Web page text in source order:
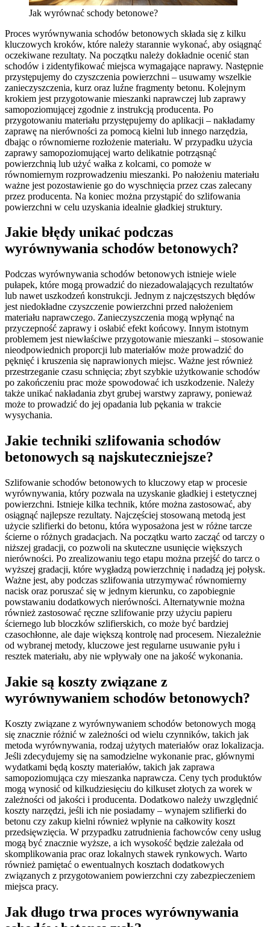
Jak wyrównać schody betonowe?
Proces wyrównywania schodów betonowych składa się z kilku
kluczowych kroków, które należy starannie wykonać, aby osiągnąć
oczekiwane rezultaty. Na początku należy dokładnie ocenić stan
schodów i zidentyfikować miejsca wymagające naprawy. Następnie
przystępujemy do czyszczenia powierzchni – usuwamy wszelkie
zanieczyszczenia, kurz oraz luźne fragmenty betonu. Kolejnym
krokiem jest przygotowanie mieszanki naprawczej lub zaprawy
samopoziomującej zgodnie z instrukcją producenta. Po
przygotowaniu materiału przystępujemy do aplikacji – nakładamy
zaprawę na nierówności za pomocą kielni lub innego narzędzia,
dbając o równomierne rozłożenie materiału. W przypadku użycia
zaprawy samopoziomującej warto delikatnie potrząsnąć
powierzchnią lub użyć wałka z kolcami, co pomoże w
równomiernym rozprowadzeniu mieszanki. Po nałożeniu materiału
ważne jest pozostawienie go do wyschnięcia przez czas zalecany
przez producenta. Na koniec można przystąpić do szlifowania
powierzchni w celu uzyskania idealnie gładkiej struktury.
Jakie błędy unikać podczas
wyrównywania schodów betonowych?
Podczas wyrównywania schodów betonowych istnieje wiele
pułapek, które mogą prowadzić do niezadowalających rezultatów
lub nawet uszkodzeń konstrukcji. Jednym z najczęstszych błędów
jest niedokładne czyszczenie powierzchni przed nałożeniem
materiału naprawczego. Zanieczyszczenia mogą wpłynąć na
przyczepność zaprawy i osłabić efekt końcowy. Innym istotnym
problemem jest niewłaściwe przygotowanie mieszanki – stosowanie
nieodpowiednich proporcji lub materiałów może prowadzić do
pęknięć i kruszenia się naprawionych miejsc. Ważne jest również
przestrzeganie czasu schnięcia; zbyt szybkie użytkowanie schodów
po zakończeniu prac może spowodować ich uszkodzenie. Należy
także unikać nakładania zbyt grubej warstwy zaprawy, ponieważ
może to prowadzić do jej opadania lub pękania w trakcie
wysychania.
Jakie techniki szlifowania schodów
betonowych są najskuteczniejsze?
Szlifowanie schodów betonowych to kluczowy etap w procesie
wyrównywania, który pozwala na uzyskanie gładkiej i estetycznej
powierzchni. Istnieje kilka technik, które można zastosować, aby
osiągnąć najlepsze rezultaty. Najczęściej stosowaną metodą jest
użycie szlifierki do betonu, która wyposażona jest w różne tarcze
ścierne o różnych gradacjach. Na początku warto zacząć od tarczy o
niższej gradacji, co pozwoli na skuteczne usunięcie większych
nierówności. Po zrealizowaniu tego etapu można przejść do tarcz o
wyższej gradacji, które wygładzą powierzchnię i nadadzą jej połysk.
Ważne jest, aby podczas szlifowania utrzymywać równomierny
nacisk oraz poruszać się w jednym kierunku, co zapobiegnie
powstawaniu dodatkowych nierówności. Alternatywnie można
również zastosować ręczne szlifowanie przy użyciu papieru
ściernego lub bloczków szlifierskich, co może być bardziej
czasochłonne, ale daje większą kontrolę nad procesem. Niezależnie
od wybranej metody, kluczowe jest regularne usuwanie pyłu i
resztek materiału, aby nie wpływały one na jakość wykonania.
Jakie są koszty związane z
wyrównywaniem schodów betonowych?
Koszty związane z wyrównywaniem schodów betonowych mogą
się znacznie różnić w zależności od wielu czynników, takich jak
metoda wyrównywania, rodzaj użytych materiałów oraz lokalizacja.
Jeśli zdecydujemy się na samodzielne wykonanie prac, głównymi
wydatkami będą koszty materiałów, takich jak zaprawa
samopoziomująca czy mieszanka naprawcza. Ceny tych produktów
mogą wynosić od kilkudziesięciu do kilkuset złotych za worek w
zależności od jakości i producenta. Dodatkowo należy uwzględnić
koszty narzędzi, jeśli ich nie posiadamy – wynajem szlifierki do
betonu czy zakup kielni również wpłynie na całkowity koszt
przedsięwzięcia. W przypadku zatrudnienia fachowców ceny usług
mogą być znacznie wyższe, a ich wysokość będzie zależała od
skomplikowania prac oraz lokalnych stawek rynkowych. Warto
również pamiętać o ewentualnych kosztach dodatkowych
związanych z przygotowaniem powierzchni czy zabezpieczeniem
miejsca pracy.
Jak długo trwa proces wyrównywania